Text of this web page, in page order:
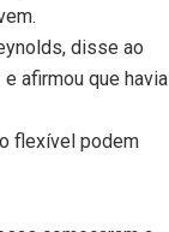
disse ao
afirmou que havia
flexível podem